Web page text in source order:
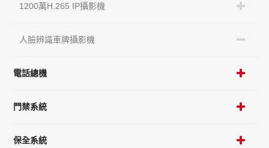
1200萬H.265 IP攝影機
人臉辨識車牌攝影機
電話總機
門禁系統
保全系統